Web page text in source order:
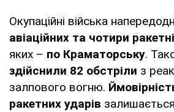
Окупаційні війська
авіаційних та чотири
яких – по Краматорську.
здійснили 82 обстріли з
залпового вогню.
ракетних ударів залишається